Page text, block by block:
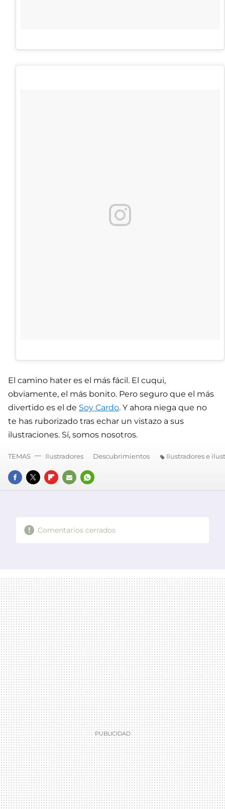
El camino hater es el más fácil. El cuqui,
obviamente, el más bonito. Pero seguro que el más
divertido es el de Soy Cardo. Y ahora niega que no
te has ruborizado tras echar un vistazo a sus
ilustraciones. Sí, somos nosotros.
FACEBOOK
TWITTERFLIPBOARD
E-
WHATSAPP
TEMAS Ilustradores Descubrimientos Ilustradores e
Comentarios cerrados